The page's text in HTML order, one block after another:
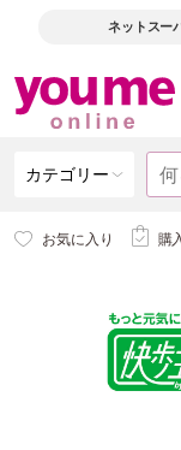
ネットスー
カテゴリー
お気に入り 購